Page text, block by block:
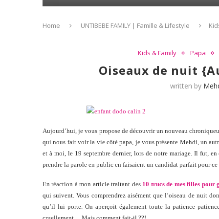
Home UNTIBEBE FAMILY | Famille & Lifestyle
Kids & Family Papa
Oiseaux de nuit
written by
Aujourd’hui, je vous propose de découvrir un nouveau
qui nous fait voir la vie côté papa, je vous présente Mehdi, un
et à moi, le 19 septembre dernier, lors de notre mariage. Il fut,
prendre la parole en public en faisaient un candidat parfait pour ce
En réaction à mon article traitant des 10 trucs de mes filles pour
qui suivent. Vous comprendrez aisément que l’oiseau de nuit
qu’il lui porte. On aperçoit également toute la patience